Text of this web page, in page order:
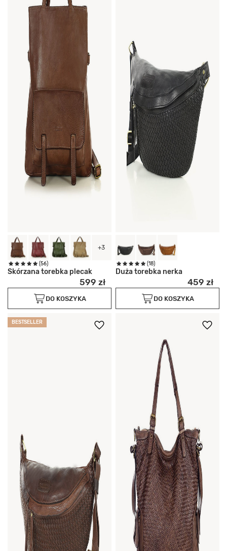
+3
(56)
Skórzana torebka plecak
599 zł
DO KOSZYKA
(18)
Duża torebka nerka
459 zł
DO KOSZYKA
BESTSELLER